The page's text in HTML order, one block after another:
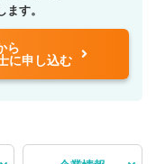
す。
ら
に申し込む